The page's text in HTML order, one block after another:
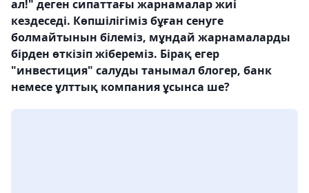
ал!" деген сипаттағы жарнамалар жиі
кездеседі. Көпшілігіміз бұған сенуге
болмайтынын білеміз, мұндай жарнамаларды
бірден өткізіп жібереміз. Бірақ егер
"инвестиция" салуды танымал блогер, банк
немесе ұлттық компания ұсынса ше?